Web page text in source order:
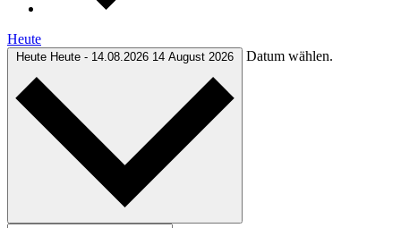
Heute
Heute Heute - 14.08.2026 14 August 2026 Datum wählen.